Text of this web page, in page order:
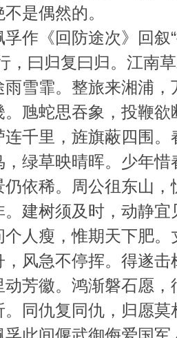
是偶然的。
作《回防途次》回叙
，曰归复曰归。江南
雪霏。整旅来湘浦
虺蛇思吞象，投鞭
千里，旌旗蔽四围
绿草映晴晖。少年
仍依稀。周公徂东山
建树须及时，动静
人瘦，惟期天下肥
风急不停挥。得遂
动芳徽。鸿渐磐石愿
同仇复同仇，归愿莫